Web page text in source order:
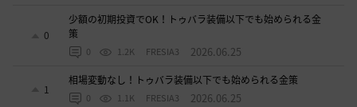
0
少額の初期投資でOK！トゥバラ装備以下でも始められる金
策
0 1.2K FRESIA3 2026.06.25
1
相場変動なし！トゥバラ装備以下でも始められる金策
0 1.1K FRESIA3 2026.06.25